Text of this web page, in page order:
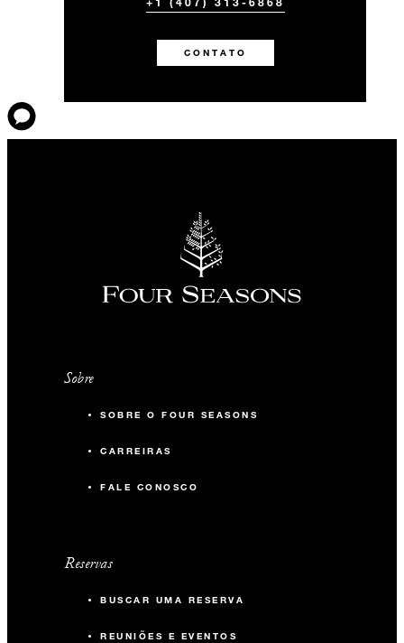
CONTATO
Sobre
SOBRE O FOUR SEASONS
CARREIRAS
FALE CONOSCO
Reservas
BUSCAR UMA RESERVA
REUNIÕES E EVENTOS